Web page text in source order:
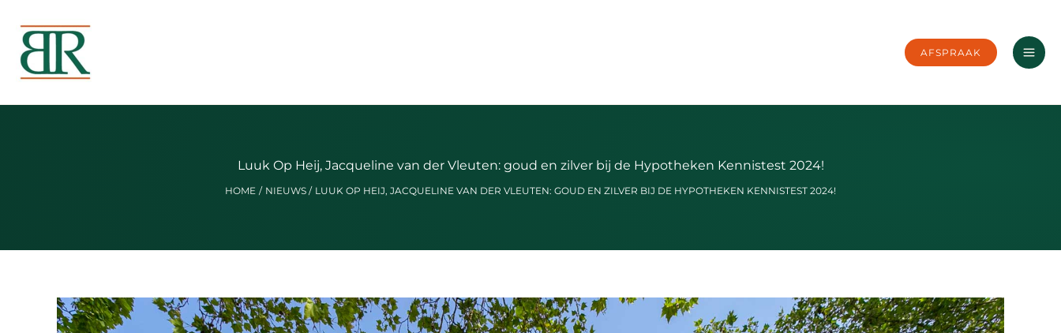
naar
inhoud
AFSPRAAK
Luuk Op Heij, Jacqueline van der Vleuten: goud en zilver bij de Hypotheken Kennistest 2024!
HOME NIEUWS LUUK OP HEIJ, JACQUELINE VAN DER VLEUTEN: GOUD EN ZILVER BIJ DE HYPOTHEKEN KENNISTEST 2024!